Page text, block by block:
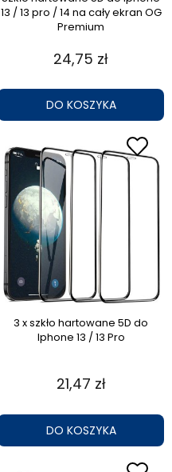
13 / 13 pro / 14 na cały ekran OG
Premium
24,75 zł
DO KOSZYKA
3 x szkło hartowane 5D do
Iphone 13 / 13 Pro
21,47 zł
DO KOSZYKA